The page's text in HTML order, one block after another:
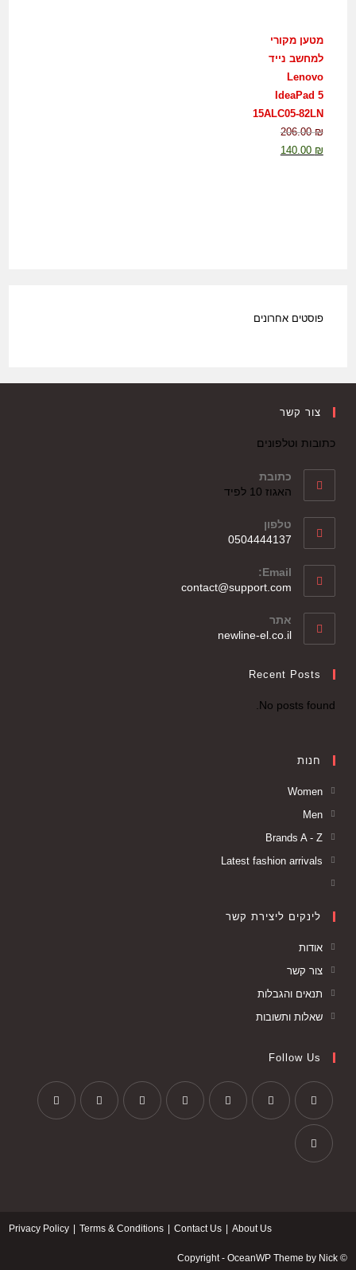
מטען מקורי
למחשב נייד
Lenovo
IdeaPad 5
15ALC05-82LN
206.00₪
140.00 ₪
פוסטים אחרונים
צור קשר
כתובות וטלפונים
כתובת
האגוז 10 לפיד
טלפון
0504444137
Email:
contact@support.com
אתר
newline-el.co.il
Recent Posts
No posts found.
חנות
Women
Men
Brands A - Z
Latest fashion arrivals
לינקים ליצירת קשר
אודות
צור קשר
תנאים והגבלות
שאלות ותשובות
Follow Us
About Us
Contact Us
Terms & Conditions
Privacy Policy
© Copyright - OceanWP Theme by Nick